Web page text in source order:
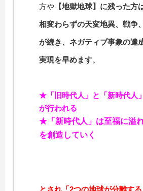
方や 【地獄地球】に残った方
相変わらずの天変地異、戦争
が続き、ネガティブ事象の達
実現を早めます。
★「旧時代人」と「新時代人
が行われる
★「新時代人」は至福に溢
を創造していく
とされ「2つの地球が分離する